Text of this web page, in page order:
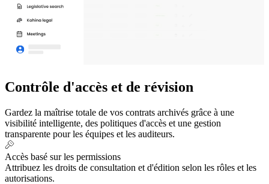
Contrôle d'accès et de révision
Gardez la maîtrise totale de vos contrats archivés grâce à une
visibilité intelligente, des politiques d'accès et une gestion
transparente pour les équipes et les auditeurs.
Accès basé sur les permissions
Attribuez les droits de consultation et d'édition selon les rôles et les
autorisations.